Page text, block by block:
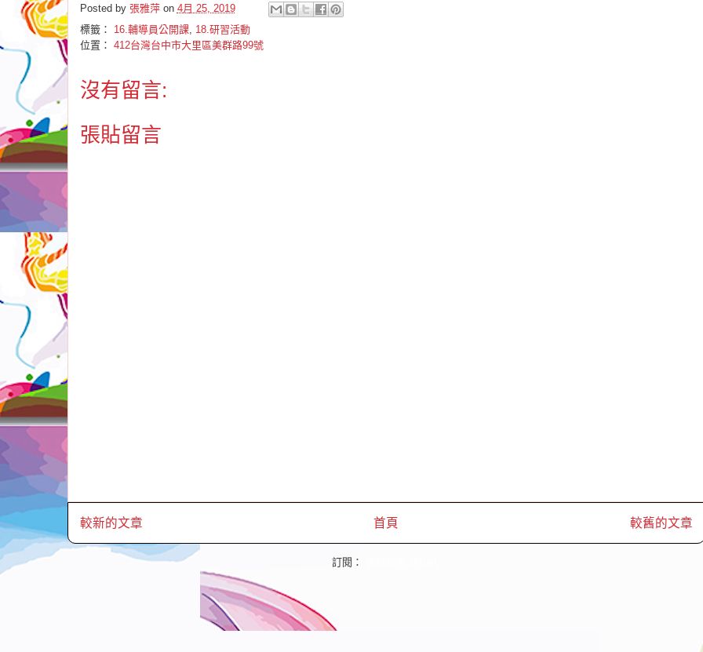
Posted by 張雅萍 on 4月 25, 2019
標籤： 16.輔導員公開課, 18.研習活動
位置： 412台灣台中市大里區美群路99號
沒有留言:
張貼留言
較新的文章 較舊的文章
首頁
訂閱：